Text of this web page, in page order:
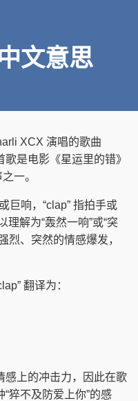
文意思
XCX 演唱的歌曲
是电影《星运里的错》
一。
巨响，“clap” 指拍手或
理解为“轰然一响”或“突
烈、突然的情感爆发，
翻译为：
感上的冲击力，因此在歌
猝不及防爱上你”的感